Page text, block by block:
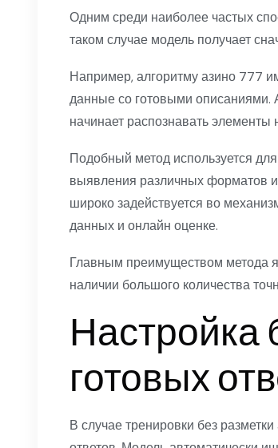
Одним среди наиболее частых
таком случае модель получает
Например, алгоритму азино 777
данные со готовыми описаниями.
начинает распознавать
Подобный метод используется
выявления различных форматов
широко задействуется во
данных и онлайн оценке.
Главным преимуществом метода
наличии большого количества
Настройка
готовых
В случае тренировки без